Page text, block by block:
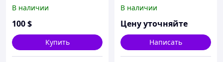
В наличии
100$
Купить
В наличии
Цену уточняйте
Написать